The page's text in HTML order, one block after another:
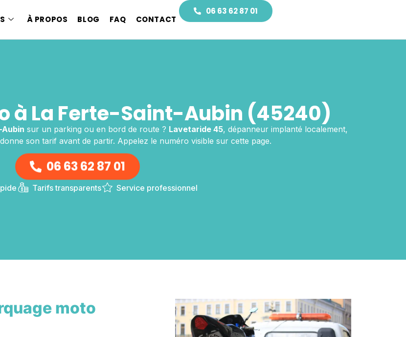
À PROPOS BLOG FAQ CONTACT
06 63 62 87 01
à La Ferte-Saint-Aubin (45240)
sur un parking ou en bord de route ? Lavetaride 45, dépanneur implanté localement,
son tarif avant de partir. Appelez le numéro visible sur cette page.
06 63 62 87 01
Tarifs transparents Service professionnel
moto